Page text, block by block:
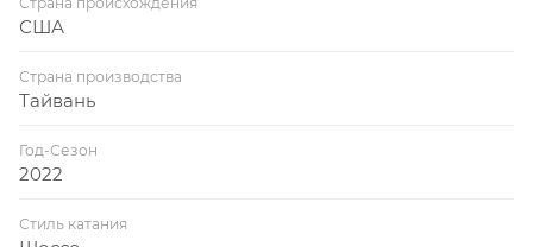
Stem придают байку более гармоничный вид.
выводу, что между райдерами одного пола
велосипедистами разного пола. Пол более не
является достаточным основанием для
США
Страна производства
Тайвань
Год-Сезон
2022
Стиль катания